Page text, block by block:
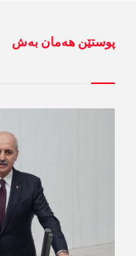
پوستێن ھەمان بەش